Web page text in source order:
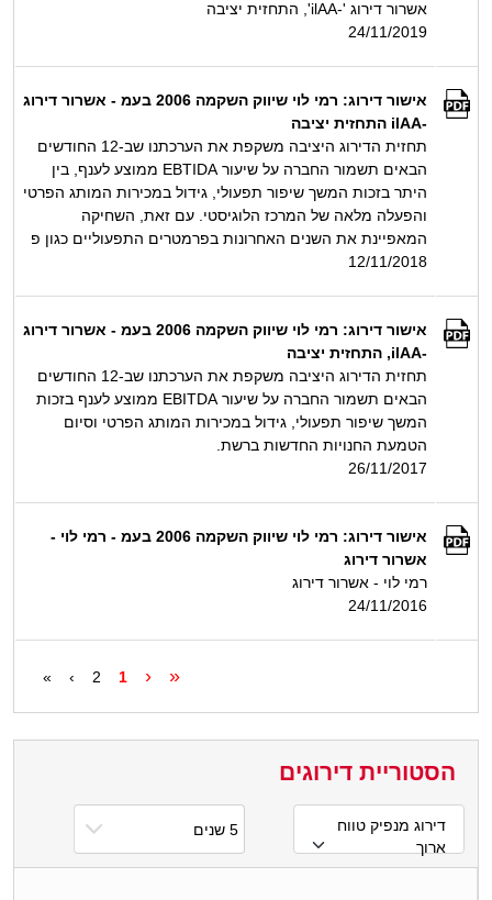
אשרור דירוג '-ilAA', התחזית יציבה
24/11/2019
אישור דירוג: רמי לוי שיווק השקמה 2006 בעמ - אשרור דירוג
-ilAA התחזית יציבה
תחזית הדירוג היציבה משקפת את הערכתנו שב-12 החודשים
הבאים תשמור החברה על שיעור EBTIDA ממוצע לענף, בין
היתר בזכות המשך שיפור תפעולי, גידול במכירות המותג הפרטי
והפעלה מלאה של המרכז הלוגיסטי. עם זאת, השחיקה
המאפיינת את השנים האחרונות בפרמטרים התפעוליים כגון פ
12/11/2018
אישור דירוג: רמי לוי שיווק השקמה 2006 בעמ - אשרור דירוג
-ilAA, התחזית יציבה
תחזית הדירוג היציבה משקפת את הערכתנו שב-12 החודשים
הבאים תשמור החברה על שיעור EBITDA ממוצע לענף בזכות
המשך שיפור תפעולי, גידול במכירות המותג הפרטי וסיום
הטמעת החנויות החדשות ברשת.
26/11/2017
אישור דירוג: רמי לוי שיווק השקמה 2006 בעמ - רמי לוי -
אשרור דירוג
רמי לוי - אשרור דירוג
24/11/2016
«
‹
1
2
›
»
הסטוריית דירוגים
דירוג מנפיק טווח
ארוך